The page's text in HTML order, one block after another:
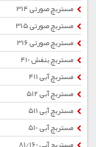
مستربچ صورتی 314
مستربچ صورتی 315
مستربچ صورتی 316
مستربچ بنفش 410
مستربچ آبی 411
مستربچ آبی 512
مستربچ آبی 511
مستربچ آبی 510